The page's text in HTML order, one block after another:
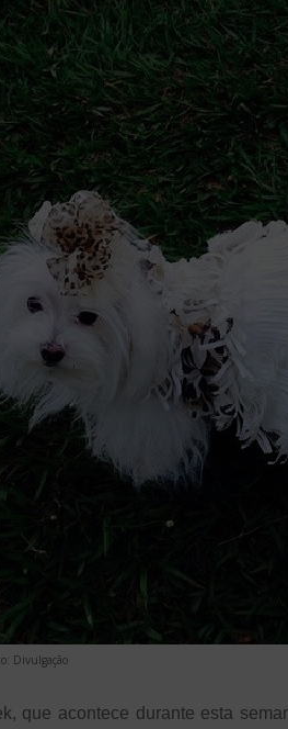
Divulgação
que acontece durante esta